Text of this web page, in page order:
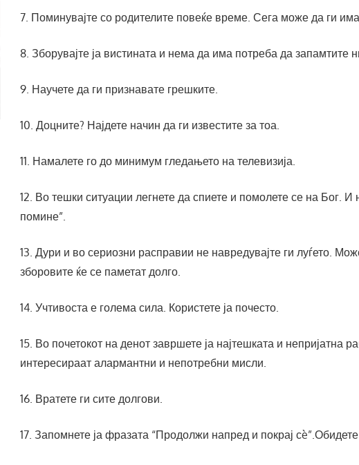
7. Поминувајте со родителите повеќе време. Сега може да ги
8. Зборувајте ја вистината и нема да има потреба да запамтите
9. Научете да ги признавате грешките.
10. Доцните? Најдете начин да ги известите за тоа.
11. Намалете го до минимум гледањето на телевизија.
12. Во тешки ситуации легнете да спиете и помолете се на Бог. И
помине”.
13. Дури и во сериозни расправии не навредувајте ги луѓето.
зборовите ќе се паметат долго.
14. Учтивоста е голема сила. Користете ја почесто.
15. Во почетокот на денот завршете ја најтешката и непријатна
интересираат алармантни и непотребни мисли.
16. Вратете ги сите долгови.
17. Запомнете ја фразата “Продолжи напред и покрај сè”.